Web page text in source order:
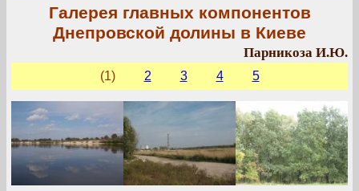
Галерея главных компонентов
Днепровской долины в Киеве
Парникоза И.Ю.
(1) 2 3 4 5